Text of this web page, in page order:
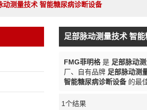
动测量技术 智能糖尿病诊断设备
足部脉动测量技术 智
FMG菲明格是 足部脉动
厂、自有品牌 足部脉动测
智能糖尿病诊断设备的最
1个结果